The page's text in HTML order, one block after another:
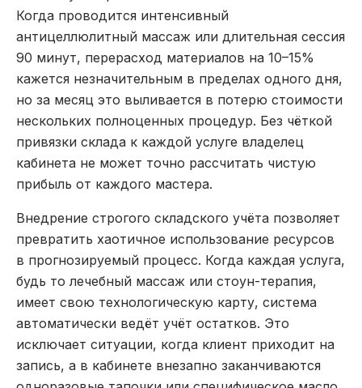
Когда проводится интенсивный
антицеллюлитный массаж или длительная сессия
90 минут, перерасход материалов на 10–15%
кажется незначительным в пределах одного дня,
но за месяц это выливается в потерю стоимости
нескольких полноценных процедур. Без чёткой
привязки склада к каждой услуге владелец
кабинета не может точно рассчитать чистую
прибыль от каждого мастера.
Внедрение строгого складского учёта позволяет
превратить хаотичное использование ресурсов
в прогнозируемый процесс. Когда каждая услуга,
будь то лечебный массаж или стоун-терапия,
имеет свою технологическую карту, система
автоматически ведёт учёт остатков. Это
исключает ситуации, когда клиент приходит на
запись, а в кабинете внезапно заканчиваются